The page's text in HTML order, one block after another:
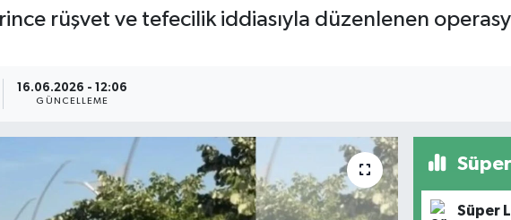
rüşvet ve tefecilik iddiasıyla düzenlenen
16.06.2026 - 12:06
GÜNCELLEME
Süper